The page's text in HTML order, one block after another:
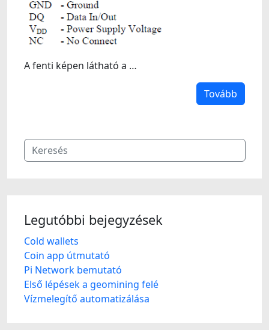
A fenti képen látható a …
Tovább
Legutóbbi bejegyzések
Cold wallets
Coin app útmutató
Pi Network bemutató
Első lépések a geomining felé
Vízmelegítő automatizálása